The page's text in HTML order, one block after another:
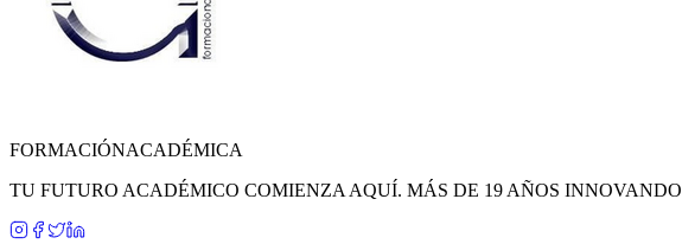
FORMACIÓNACADÉMICA
TU FUTURO ACADÉMICO COMIENZA AQUÍ. MÁS DE 19 AÑOS